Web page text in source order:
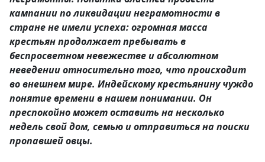
кампании по ликвидации неграмотности в
стране не имели успеха: огромная масса
крестьян продолжает пребывать в
беспросветном невежестве и абсолютном
неведении относительно того, что происходит
во внешнем мире. Индейскому крестьянину чуждо
понятие времени в нашем понимании. Он
преспокойно может оставить на несколько
недель свой дом, семью и отправиться на поиски
пропавшей овцы.